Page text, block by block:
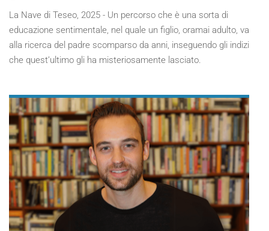
La Nave di Teseo, 2025 - Un percorso che è una sorta di
educazione sentimentale, nel quale un figlio, oramai adulto, va
alla ricerca del padre scomparso da anni, inseguendo gli indizi
che quest’ultimo gli ha misteriosamente lasciato.